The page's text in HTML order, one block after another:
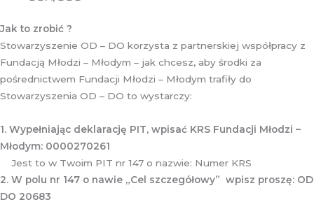
Jak to zrobić ?
Stowarzyszenie OD – DO korzysta z partnerskiej współpracy z
Fundacją Młodzi – Młodym – jak chcesz, aby środki za
pośrednictwem Fundacji Młodzi – Młodym trafiły do
Stowarzyszenia OD – DO to wystarczy:
1. Wypełniając deklarację PIT, wpisać KRS Fundacji Młodzi –
Młodym: 0000270261
Jest to w Twoim PIT nr 147 o nazwie: Numer KRS
2. W polu nr 147 o nawie „Cel szczegółowy” wpisz proszę: OD
DO 20683